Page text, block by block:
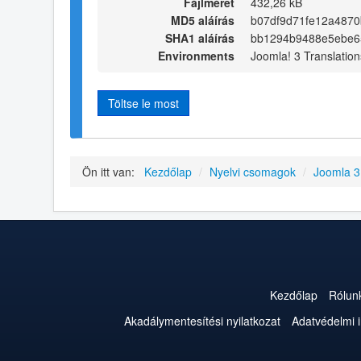
MD5 aláírás
SHA1 aláírás
Environments
Joomla! 3
Töltse le most
Ön itt van: Kezdőlap / Nyelvi csomagok / Joomla
Kezdőlap
Akadálymentesítési nyilatkozat
Adatvédelmi